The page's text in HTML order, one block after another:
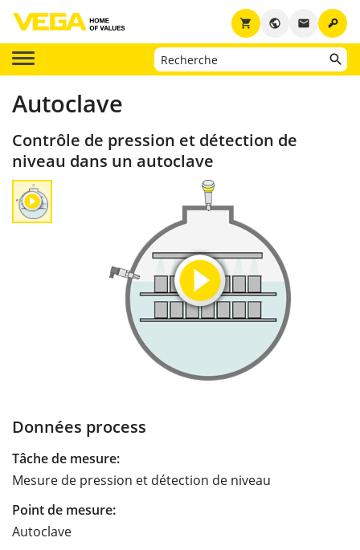
key
email
public
shopping_cart
Autoclave
Contrôle de pression et détection de
niveau dans un autoclave
Données process
Tâche de mesure:
Mesure de pression et détection de niveau
Point de mesure:
Autoclave